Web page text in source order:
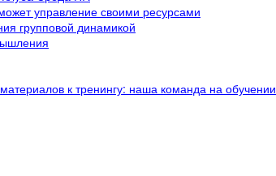
управление своими ресурсами
групповой динамикой
к тренингу: наша команда на обучении